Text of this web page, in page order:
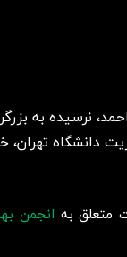
نرسیده به
دانشگاه تهران،
متعلق به انجمن